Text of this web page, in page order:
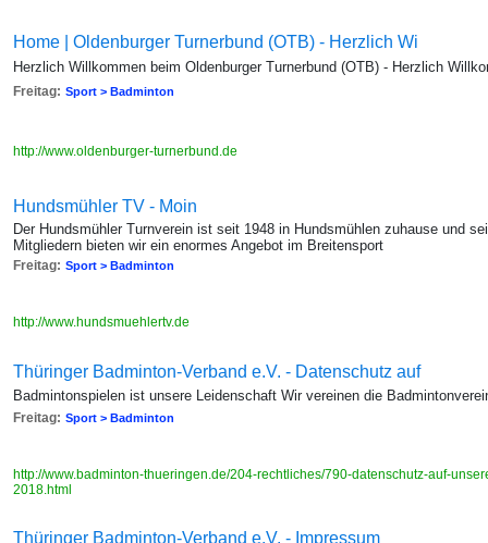
Home | Oldenburger Turnerbund (OTB) - Herzlich Wi
Herzlich Willkommen beim Oldenburger Turnerbund (OTB) - Herzlich
Freitag: Sport > Badminton
http://www.oldenburger-turnerbund.de
Hundsmühler TV - Moin
Der Hundsmühler Turnverein ist seit 1948 in Hundsmühlen zuhause und
Mitgliedern bieten wir ein enormes Angebot im Breitensport
Freitag: Sport > Badminton
http://www.hundsmuehlertv.de
Thüringer Badminton-Verband e.V. - Datenschutz auf
Badmintonspielen ist unsere Leidenschaft Wir vereinen die
Freitag: Sport > Badminton
http://www.badminton-thueringen.de/204-rechtliches/790-datenschutz-auf-
2018.html
Thüringer Badminton-Verband e.V. - Impressum